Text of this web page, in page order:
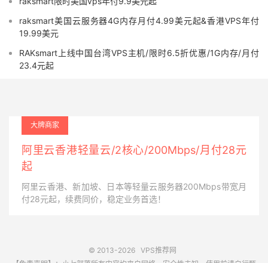
raksmart美国云服务器4G内存月付4.99美元起&香港VPS年付
19.99美元
RAKsmart上线中国台湾VPS主机/限时6.5折优惠/1G内存/月付
23.4元起
大牌商家
阿里云香港轻量云/2核心/200Mbps/月付28元
起
阿里云香港、新加坡、日本等轻量云服务器200Mbps带宽月
付28元起，续费同价，稳定业务首选！
© 2013-2026 VPS推荐网